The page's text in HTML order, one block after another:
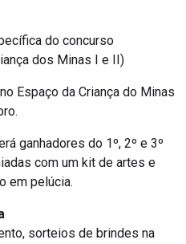
do concurso
dos Minas I e II)
no Espaço da Criança do Minas
ganhadores do 1º, 2º e 3º
com um kit de artes e
em pelúcia.
sorteios de brindes na